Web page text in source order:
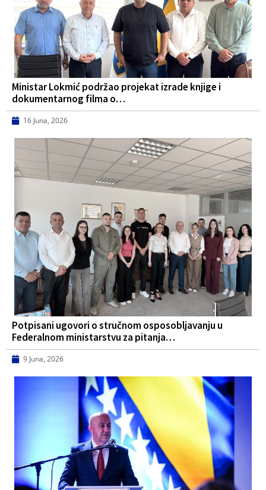
Ministar Lokmić podržao projekat izrade knjige i
dokumentarnog filma o…
16 Juna, 2026
Potpisani ugovori o stručnom osposobljavanju u
Federalnom ministarstvu za pitanja…
9 Juna, 2026